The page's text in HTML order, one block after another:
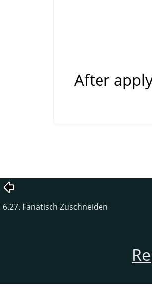
After
6.27. Fanatisch Zuschneiden